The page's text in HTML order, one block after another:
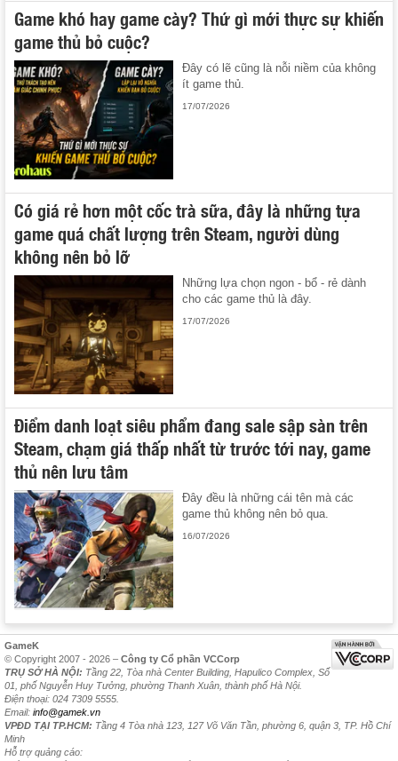
Game khó hay game cày? Thứ gì mới thực sự khiến
game thủ bỏ cuộc?
Đây có lẽ cũng là nỗi niềm của không
ít game thủ.
17/07/2026
Có giá rẻ hơn một cốc trà sữa, đây là những tựa
game quá chất lượng trên Steam, người dùng
không nên bỏ lỡ
Những lựa chọn ngon - bổ - rẻ dành
cho các game thủ là đây.
17/07/2026
Điểm danh loạt siêu phẩm đang sale sập sàn trên
Steam, chạm giá thấp nhất từ trước tới nay, game
thủ nên lưu tâm
Đây đều là những cái tên mà các
game thủ không nên bỏ qua.
16/07/2026
GameK
© Copyright 2007 - 2026 – Công ty Cổ phần VCCorp
TRỤ SỞ HÀ NỘI: Tầng 22, Tòa nhà Center Building, Hapulico Complex, Số
01, phố Nguyễn Huy Tưởng, phường Thanh Xuân, thành phố Hà Nội.
Điện thoại: 024 7309 5555.
Email: info@gamek.vn
VPĐD TẠI TP.HCM: Tầng 4 Tòa nhà 123, 127 Võ Văn Tần, phường 6, quận 3, TP. Hồ Chí
Minh
Hỗ trợ quảng cáo: